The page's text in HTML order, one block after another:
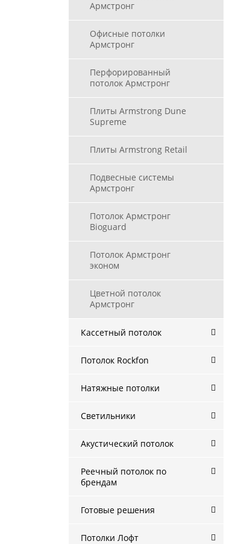
Армстронг
Офисные потолки
Армстронг
Перфорированный
потолок Армстронг
Плиты Armstrong Dune
Supreme
Плиты Armstrong Retail
Подвесные системы
Армстронг
Потолок Армстронг
Bioguard
Потолок Армстронг
эконом
Цветной потолок
Армстронг
Кассетный потолок
Потолок Rockfon
Натяжные потолки
Светильники
Акустический потолок
Реечный потолок по
брендам
Готовые решения
Потолки Лофт